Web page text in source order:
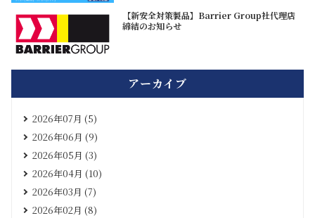
【新安全対策製品】Barrier Group社代理店
締結のお知らせ
アーカイブ
2026年07月 (5)
2026年06月 (9)
2026年05月 (3)
2026年04月 (10)
2026年03月 (7)
2026年02月 (8)